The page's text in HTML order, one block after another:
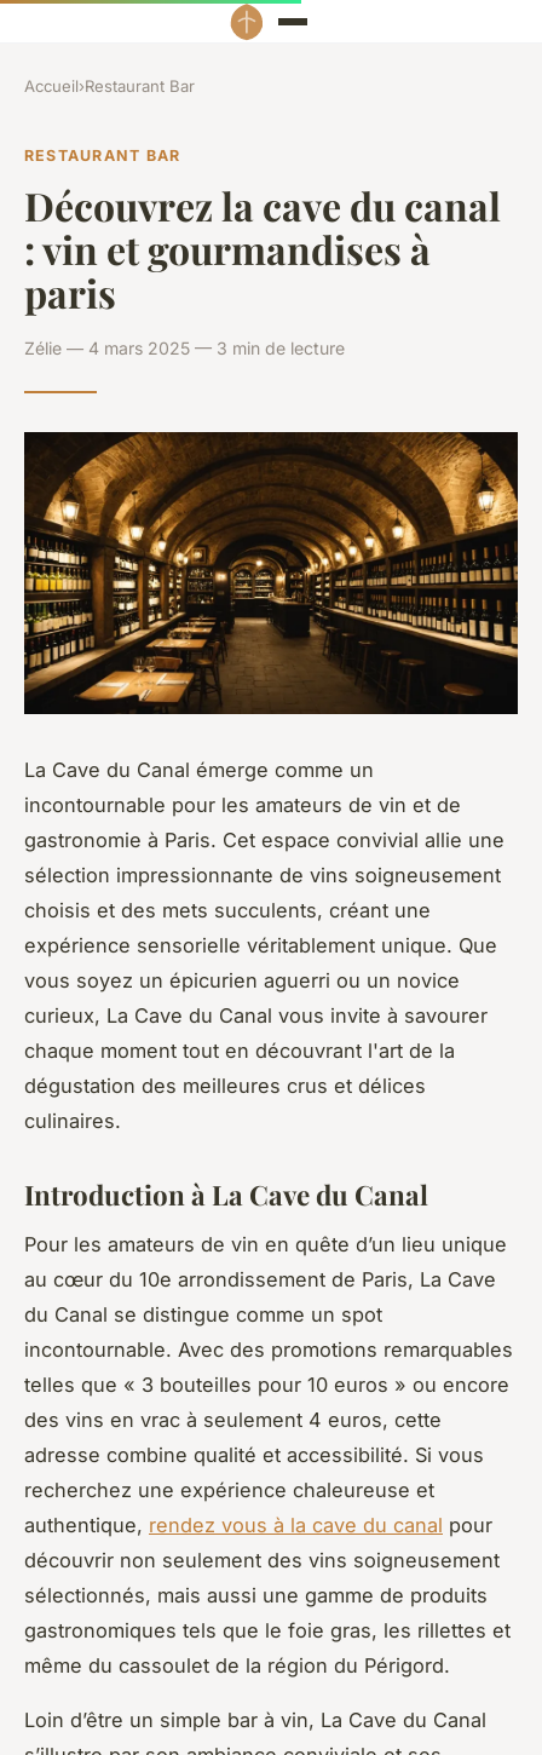
Accueil›Restaurant Bar
RESTAURANT BAR
Découvrez la cave du canal
: vin et gourmandises à
paris
Zélie — 4 mars 2025 — 3 min de lecture
La Cave du Canal émerge comme un
incontournable pour les amateurs de vin et de
gastronomie à Paris. Cet espace convivial allie une
sélection impressionnante de vins soigneusement
choisis et des mets succulents, créant une
expérience sensorielle véritablement unique. Que
vous soyez un épicurien aguerri ou un novice
curieux, La Cave du Canal vous invite à savourer
chaque moment tout en découvrant l'art de la
dégustation des meilleures crus et délices
culinaires.
Introduction à La Cave du Canal
Pour les amateurs de vin en quête d’un lieu unique
au cœur du 10e arrondissement de Paris, La Cave
du Canal se distingue comme un spot
incontournable. Avec des promotions remarquables
telles que « 3 bouteilles pour 10 euros » ou encore
des vins en vrac à seulement 4 euros, cette
adresse combine qualité et accessibilité. Si vous
recherchez une expérience chaleureuse et
authentique, rendez vous à la cave du canal pour
découvrir non seulement des vins soigneusement
sélectionnés, mais aussi une gamme de produits
gastronomiques tels que le foie gras, les rillettes et
même du cassoulet de la région du Périgord.
Loin d’être un simple bar à vin, La Cave du Canal